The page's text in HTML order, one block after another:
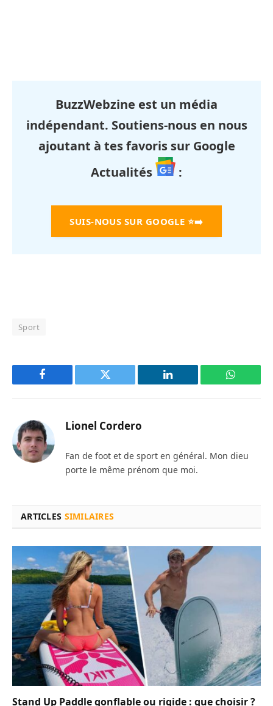
BuzzWebzine est un média
indépendant. Soutiens-nous en nous
ajoutant à tes favoris sur Google
Actualités
:
SUIS-NOUS SUR GOOGLE ⭐➡️
Sport
Facebook Twitter LinkedIn
Lionel Cordero
Fan de foot et de sport en général. Mon dieu
porte le même prénom que moi.
ARTICLES SIMILAIRES
Stand Up Paddle gonflable ou rigide : que choisir ?